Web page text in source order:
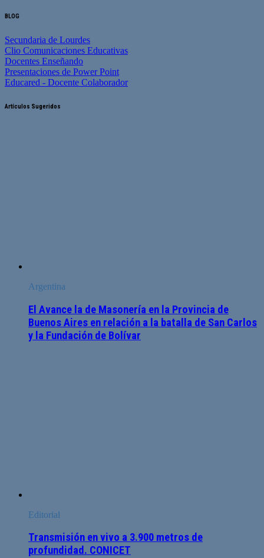
BLOG
Secundaria de Lourdes
Clio Comunicaciones Educativas
Docentes Enseñando
Presentaciones de Power Point
Educared - Docente Colaborador
Artículos Sugeridos
Argentina
El Avance la de Masonería en la Provincia de
Buenos Aires en relación a la batalla de San Carlos
y la Fundación de Bolívar
Editorial
Transmisión en vivo a 3.900 metros de
profundidad. CONICET